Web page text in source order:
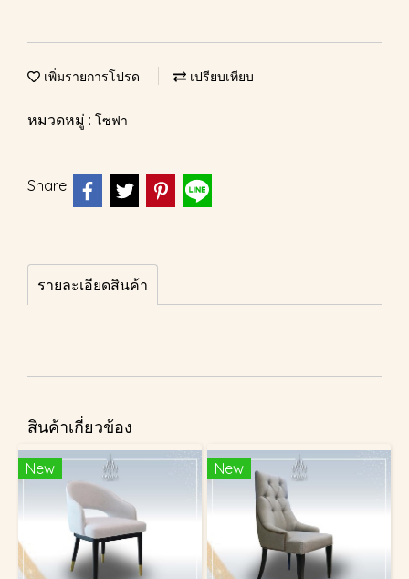
เพิ่มรายการโปรด เปรียบเทียบ
หมวดหมู่ : โซฟา
Share
รายละเอียดสินค้า
สินค้าเกี่ยวข้อง
New New